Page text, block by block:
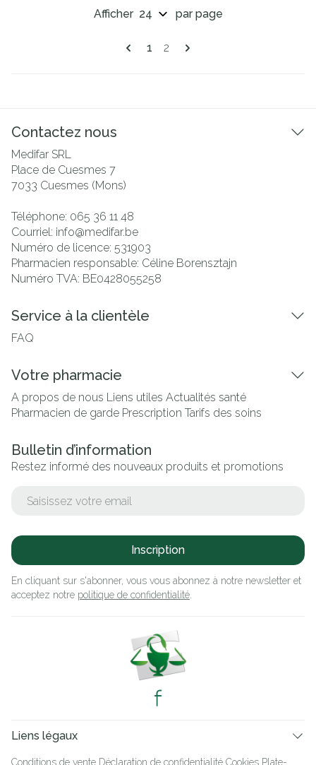
Pages
Vous lisez actuellement la page
1 Page
2
Afficher par page
Contactez nous
Medifar SRL
Place de Cuesmes 7
7033 Cuesmes (Mons)
Téléphone: 065 36 11 48
Courriel: info@medifar.be
Numéro de licence: 531903
Pharmacien responsable: Céline Borensztajn
Numéro TVA: BE0428055258
Service à la clientèle
FAQ
Votre pharmacie
A propos de nous Liens utiles Actualités santé
Pharmacien de garde Prescription Tarifs des soins
Bulletin d’information
Restez informé des nouveaux produits et promotions
Inscription
En cliquant sur s'abonner, vous vous abonnez à notre newsletter et
acceptez notre politique de confidentialité
Liens légaux
Conditions de vente Déclaration de confidentialité Cookies Plate-